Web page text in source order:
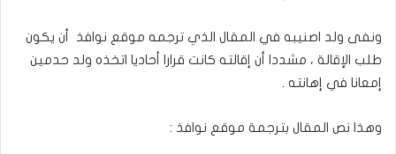
ونفى ولد اصنيبه في المقال الذي ترجمه موقع نوافذ أن يكون
طلب الإقالة ، مشددا أن إقالته كانت قرارا أحاديا اتخذه ولد حدمين
إمعانا في إهانته .
وهذا نص المقال بترجمة موقع نوافذ :